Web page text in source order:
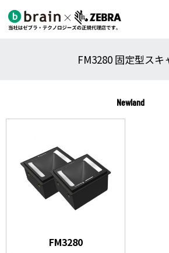
FM3280 固定型スキ
Newland
FM3280